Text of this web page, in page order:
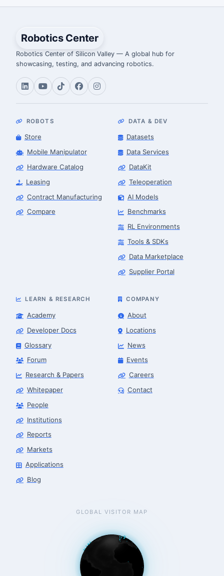
Robotics Center
Robotics Center of Silicon Valley — A global hub for
showcasing, testing, and advancing robotics.
ROBOTS
Store
Mobile Manipulator
Hardware Catalog
Leasing
Contract Manufacturing
Compare
DATA & DEV
Datasets
Data Services
DataKit
Teleoperation
AI Models
Benchmarks
RL Environments
Tools & SDKs
Data Marketplace
Supplier Portal
LEARN & RESEARCH
Academy
Developer Docs
Glossary
Forum
Research & Papers
Whitepaper
People
Institutions
Reports
Markets
Applications
Blog
COMPANY
About
Locations
News
Events
Careers
Contact
GLOBAL VISITOR MAP
Robotics Advisor